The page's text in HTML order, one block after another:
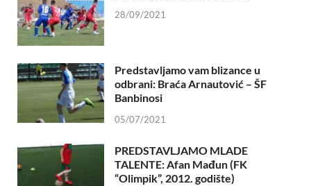
28/09/2021
Predstavljamo vam blizance u
odbrani: Braća Arnautović – ŠF
Banbinosi
05/07/2021
PREDSTAVLJAMO MLADE
TALENTE: Afan Mađun (FK
“Olimpik”, 2012. godište)